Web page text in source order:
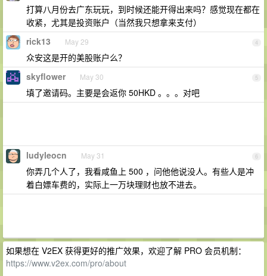
打算八月份去广东玩玩，到时候还能开得出来吗？感觉现在都在
收紧，尤其是投资账户（当然我只想拿来支付）
4
rick13 May 29
众安这是开的美股账户么？
5
skyflower May 30
填了邀请码。主要是会返你 50HKD 。。。对吧
6
ludyleocn May 31
你弄几个人了，我看咸鱼上 500 ，问他他说没人。有些人是冲
着白嫖车费的，实际上一万块理财也放不进去。
如果想在 V2EX 获得更好的推广效果，欢迎了解 PRO 会员机制：
https://www.v2ex.com/pro/about